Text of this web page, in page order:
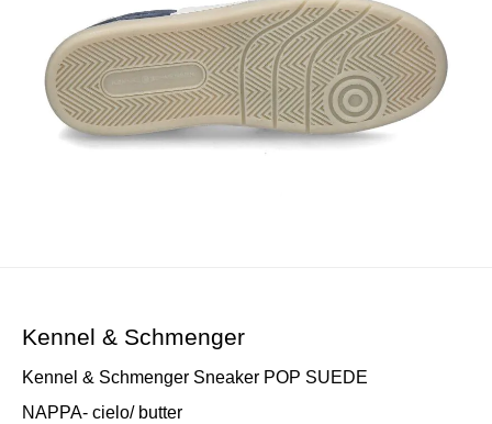
Kennel & Schmenger
Kennel & Schmenger Sneaker POP SUEDE
NAPPA- cielo/ butter